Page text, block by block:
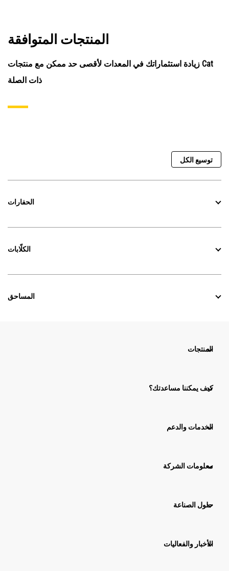
المنتجات المتوافقة
زيادة استثماراتك في المعدات لأقصى حد ممكن مع منتجات Cat
ذات الصلة
توسيع الكل
الحفارات
الكلّابات
المساحق
المنتجات
كيف يمكننا مساعدتك؟
الخدمات والدعم
معلومات الشركة
حلول الصناعة
الأخبار والفعاليات